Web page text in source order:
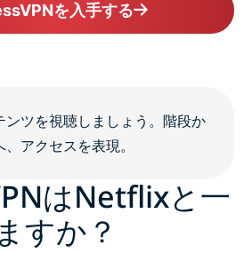
を選ぶ理由
を入手する
はNetflixと一
すか？